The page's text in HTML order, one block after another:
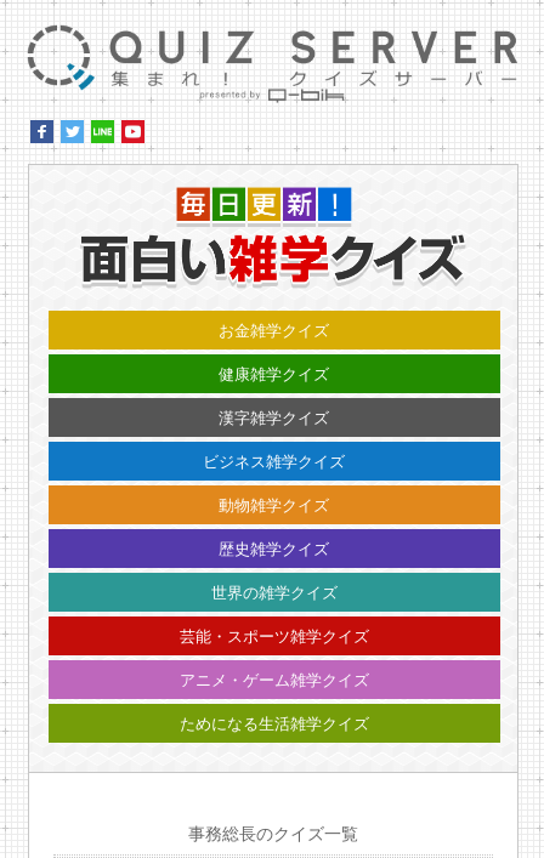
お金雑学クイズ
健康雑学クイズ
漢字雑学クイズ
ビジネス雑学クイズ
動物雑学クイズ
歴史雑学クイズ
世界の雑学クイズ
芸能・スポーツ雑学クイズ
アニメ・ゲーム雑学クイズ
ためになる生活雑学クイズ
事務総長のクイズ一覧